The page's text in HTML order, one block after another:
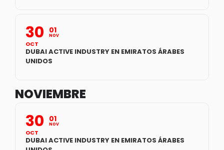
30
OCT
01
NOV
DUBAI ACTIVE INDUSTRY EN EMIRATOS ÁRABES
UNIDOS
NOVIEMBRE
30
OCT
01
NOV
DUBAI ACTIVE INDUSTRY EN EMIRATOS ÁRABES